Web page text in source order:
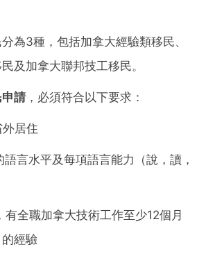
為3種，包括加拿大經驗類移民、
及加拿大聯邦技工移民。
請 ，必須符合以下要求：
居住
言水平及每項語言能力（說，讀，
全職加拿大技術工作至少12個月
的經驗